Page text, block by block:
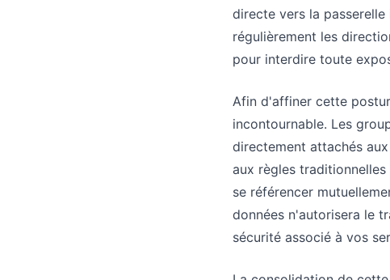
directe vers la
régulièrement les
pour interdire toute
Afin d'affiner cette
incontournable. Les
directement attachés
aux règles
se référencer
données n'autorisera le
sécurité associé à vos